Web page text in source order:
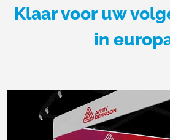
Klaar voor uw
in